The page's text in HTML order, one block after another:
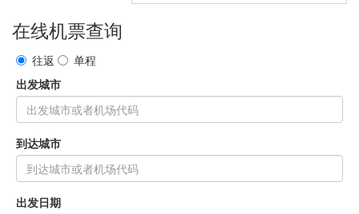
在线机票查询
往返
单程
出发城市
到达城市
出发日期